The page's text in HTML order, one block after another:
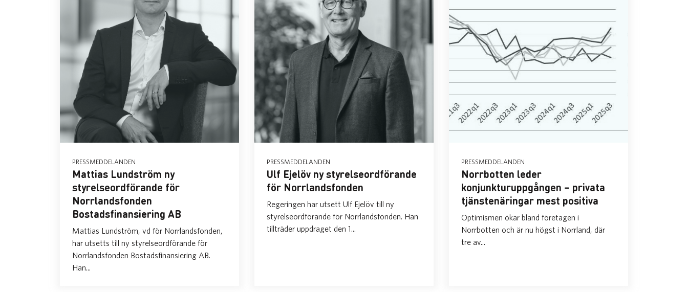
PRESSMEDDELANDEN
Mattias Lundström ny
styrelseordförande för
Norrlandsfonden
Bostadsfinansiering AB
Mattias Lundström, vd för Norrlandsfonden,
har utsetts till ny styrelseordförande för
Norrlandsfonden Bostadsfinansiering AB.
Han...
PRESSMEDDELANDEN
Ulf Ejelöv ny styrelseordförande
för Norrlandsfonden
Regeringen har utsett Ulf Ejelöv till ny
styrelseordförande för Norrlandsfonden. Han
tillträder uppdraget den 1...
PRESSMEDDELANDEN
Norrbotten leder
konjunkturuppgången – privata
tjänstenäringar mest positiva
Optimismen ökar bland företagen i
Norrbotten och är nu högst i Norrland, där
tre av...